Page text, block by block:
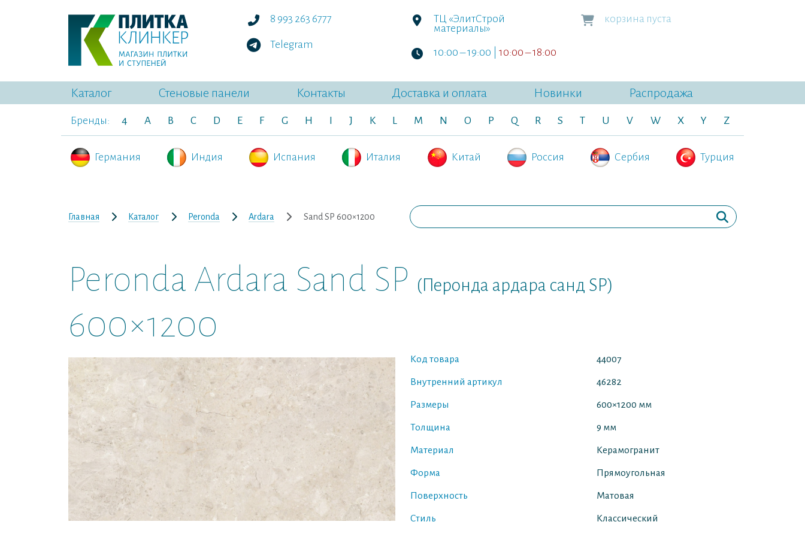
8 993 263 6777
Telegram
ТЦ «ЭлитСтрой
материалы»
10:00 – 19:00 | 10:00 – 18:00
корзина пуста
Каталог Стеновые панели Контакты Доставка и оплата Новинки Распродажа
Бренды: 4 A B C D E F G H J K L M N O P Q R S T U V W X Y Z
Германия Индия Испания Италия Китай Россия Сербия Турция
Главная Каталог Peronda Ardara Sand SP 600×1200
Peronda Ardara Sand SP (Перонда ардара санд SP)
600×1200
Код товара 44007
Внутренний артикул 46282
Размеры 600×1200 мм
Толщина 9 мм
Материал Керамогранит
Форма Прямоугольная
Поверхность Матовая
Стиль Классический